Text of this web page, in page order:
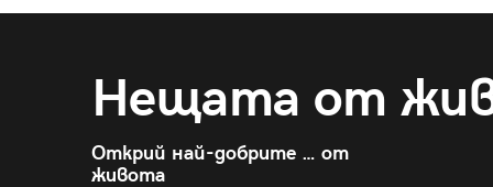
Нещата от
Открий най-добрите … от
живота